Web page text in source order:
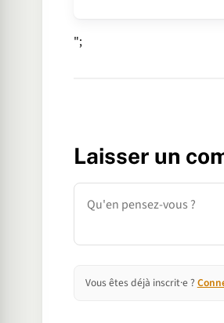
";
Laisser un
Commentaire
Vous êtes déjà inscrit·e ?